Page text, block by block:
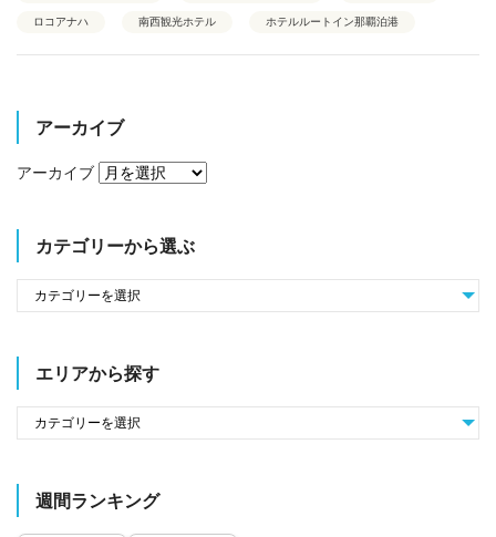
ロコアナハ 南西観光ホテル ホテルルートイン那覇泊港
アーカイブ
アーカイブ
カテゴリーから選ぶ
エリアから探す
週間ランキング